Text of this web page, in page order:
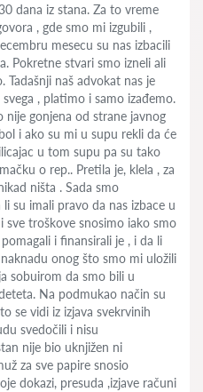
dana iz stana. Za to vreme
, gde smo mi izgubili ,
mesecu su nas izbacili
Pokretne stvari smo izneli ali
naš advokat nas je
, platimo i samo izađemo.
nije gonjena od strane javnog
i ako su mi u supu rekli da će
u tom supu pa su tako
o rep.. Pretila je, klela , za
ništa . Sada smo
su imali pravo da nas izbace u
sve troškove snosimo iako smo
i finansirali je , i da li
onog što smo mi uložili
sobuirom da smo bili u
Na podmukao način su
se vidi iz izjava svekrvinih
svedočili i nisu
nije bio uknjižen ni
za sve papire snosio
dokazi, presuda ,izjave računi